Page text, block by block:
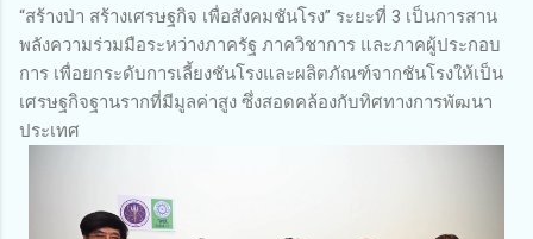
“สร้างป่า สร้างเศรษฐกิจ เพื่อสังคมชันโรง” ระยะที่ 3 เป็นการสาน
พลังความร่วมมือระหว่างภาครัฐ ภาควิชาการ และภาคผู้ประกอบ
การ เพื่อยกระดับการเลี้ยงชันโรงและผลิตภัณฑ์จากชันโรงให้เป็น
เศรษฐกิจฐานรากที่มีมูลค่าสูง ซึ่งสอดคล้องกับทิศทางการพัฒนา
ประเทศ